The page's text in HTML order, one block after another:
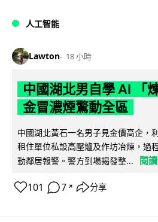
人工智能
Lawton 18 小時
中國湖北男自學 AI 「
金冒濃煙驚動全區
中國湖北黃石一名男子見金價高企，
租住單位私設高壓爐及作坊冶煉，過
動鄰居報警。警方到場揭發整...
閱
101 7 ↗ 分享